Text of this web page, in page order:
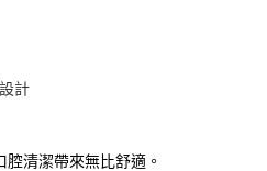
計
清潔帶來無比舒適。